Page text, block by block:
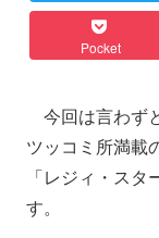
Pocket
今回は言わず
ツッコミ所満載
「レジィ・ス
す。